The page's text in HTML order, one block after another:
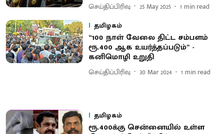
செய்திப்பிரிவு 25 May 2025 1 min read
தமிழகம்
“100 நாள் வேலை திட்ட சம்பளம்
ரூ.400 ஆக உயர்த்தப்படும்” -
கனிமொழி உறுதி
செய்திப்பிரிவு 30 Mar 2024 1 min read
தமிழகம்
ரூ.400க்கு சென்னையில் உள்ள